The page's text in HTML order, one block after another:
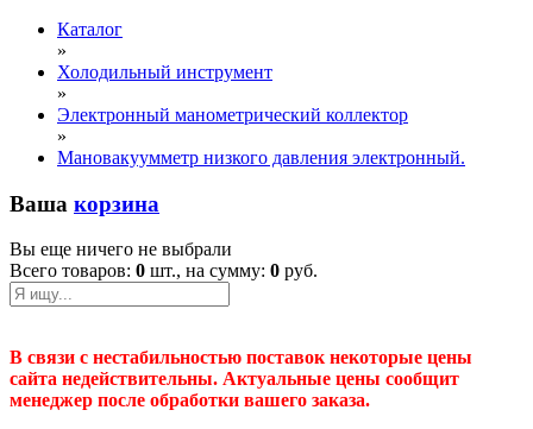
Каталог
»
Холодильный инструмент
»
Электронный манометрический коллектор
»
Мановакуумметр низкого давления электронный.
Ваша корзина
Вы еще ничего не выбрали
Всего товаров: 0 шт., на сумму: 0 руб.
В связи с нестабильностью поставок некоторые цены
сайта недействительны. Актуальные цены сообщит
менеджер после обработки вашего заказа.